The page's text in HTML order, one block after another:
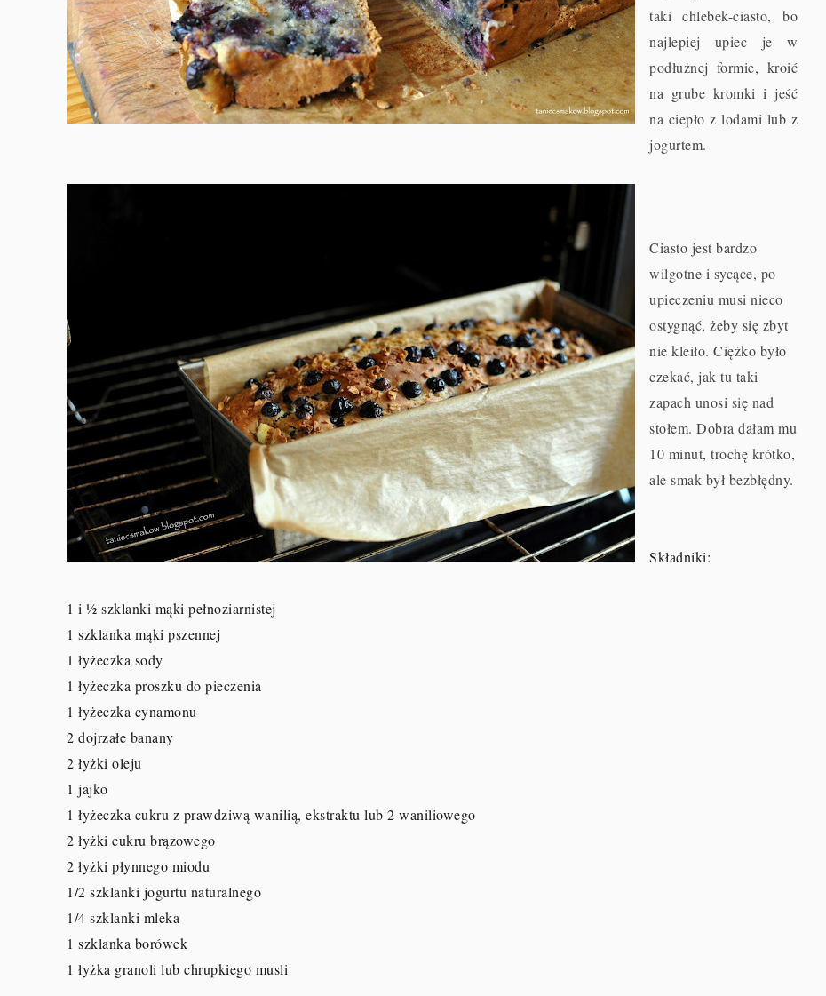
taki chlebek-ciasto, bo
najlepiej upiec je w
podłużnej formie, kroić
na grube kromki i jeść
na ciepło z lodami lub z
jogurtem.
Ciasto jest bardzo
wilgotne i sycące, po
upieczeniu musi nieco
ostygnąć, żeby się zbyt
nie kleiło. Ciężko było
czekać, jak tu taki
zapach unosi się nad
stołem. Dobra dałam mu
10 minut, trochę krótko,
ale smak był bezbłędny.
Składniki:
1 i ½ szklanki mąki pełnoziarnistej
1 szklanka mąki pszennej
1 łyżeczka sody
1 łyżeczka proszku do pieczenia
1 łyżeczka cynamonu
2 dojrzałe banany
2 łyżki oleju
1 jajko
1 łyżeczka cukru z prawdziwą wanilią, ekstraktu lub 2 waniliowego
2 łyżki cukru brązowego
2 łyżki płynnego miodu
1/2 szklanki jogurtu naturalnego
1/4 szklanki mleka
1 szklanka borówek
1 łyżka granoli lub chrupkiego musli